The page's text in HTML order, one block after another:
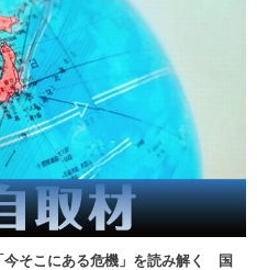
今そこにある危機」を読み解く 国